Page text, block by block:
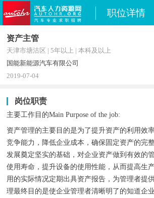
职位详情
资产主管
天津市塘沽区 | 5年以上 | 本科及以上
国能新能源汽车有限公司
2019-07-04
岗位职责
主要工作目的Main Purpose of the job:
资产管理的主要目的是为了提升资产的利用效
竞争能力，降低企业成本，确保固定资产的完
发展奠定坚实的基础，对企业资产做到有效的
使用寿命，提升设备的使用性能，从而提高生
用的实际情况定期出具资产报告，为管理者提
理最终目的是使企业管理者清晰明了的知道企